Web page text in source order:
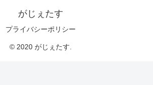
がじぇたす
プライバシーポリシー
© 2020 がじぇたす.